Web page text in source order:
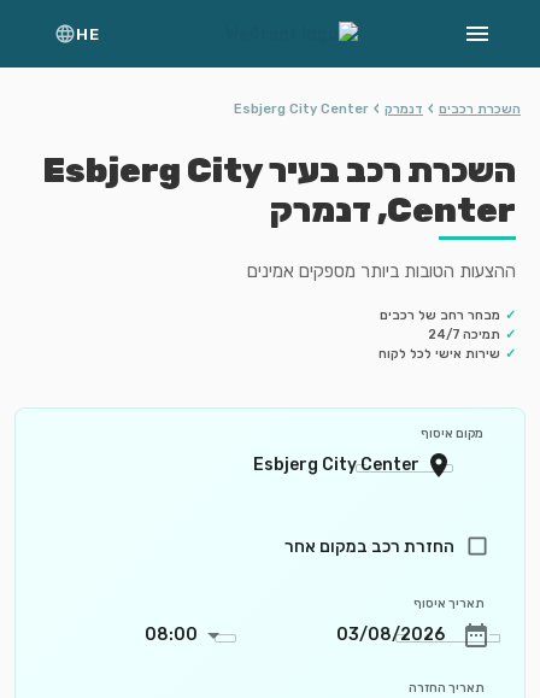
HE
השכרת רכבים › דנמרק ›
Esbjerg City Center
השכרת רכב בעיר Esbjerg City
Center, דנמרק
ההצעות הטובות ביותר מספקים אמינים
✓ מבחר רחב של רכבים
✓ תמיכה 24/7
✓ שירות אישי לכל לקוח
מקום איסוף
החזרת רכב במקום אחר
תאריך איסוף
08:00
תאריך החזרה